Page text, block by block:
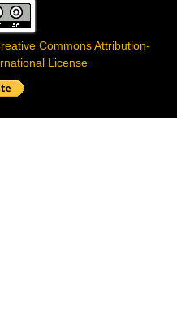
Commons Attribution-
License